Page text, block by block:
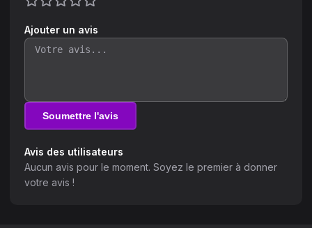
Ajouter un avis
Soumettre l'avis
Avis des utilisateurs
Aucun avis pour le moment. Soyez le premier à donner
votre avis !